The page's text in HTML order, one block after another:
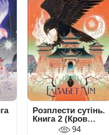
Розплести сутінь.
Книга 2 (Кров
94